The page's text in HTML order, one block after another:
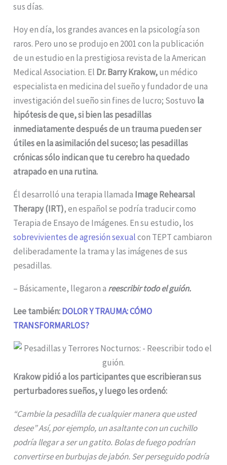
sus días.
Hoy en día, los grandes avances en la psicología son
raros. Pero uno se produjo en 2001 con la publicación
de un estudio en la prestigiosa revista de la American
Medical Association. El Dr. Barry Krakow,un médico
especialista en medicina del sueño y fundador de una
investigación del sueño sin fines de lucro; Sostuvo la
hipótesis de que, si bien las pesadillas
inmediatamente después de un trauma pueden ser
útiles en la asimilación del suceso; las pesadillas
crónicas sólo indican que tu cerebro ha quedado
atrapado en una rutina.
Él desarrolló una terapia llamada Image Rehearsal
Therapy (IRT), en español se podría traducir como
Terapia de Ensayo de Imágenes. En su estudio, los
sobrevivientes de agresión sexualcon TEPT cambiaron
deliberadamente la trama y las imágenes de sus
pesadillas.
– Básicamente, llegaron a reescribir todo el guión.
Lee también:DOLOR Y TRAUMA: CÓMO
TRANSFORMARLOS?
Krakow pidió a los participantes que escribieran sus
perturbadores sueños, y luego les ordenó:
“Cambie la pesadilla de cualquier manera que usted
desee” Así, por ejemplo, un asaltante con un cuchillo
podría llegar a ser un gatito. Bolas de fuego podrían
convertirse en burbujas de jabón. Ser perseguido podría